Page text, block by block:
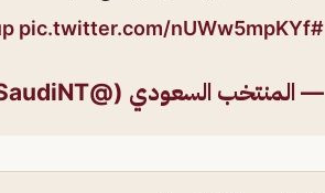
#FIFAWorldCup
pic.twitter.com/nUWw5mpKYf
— المنتخب السعودي (@SaudiNT)